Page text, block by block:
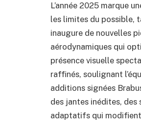
L’année 2025 marque
les limites du possible,
inaugure de nouvelles
aérodynamiques qui
présence visuelle
raffinés, soulignant
additions signées
des jantes inédites,
adaptatifs qui